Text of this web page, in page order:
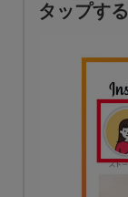
タップする